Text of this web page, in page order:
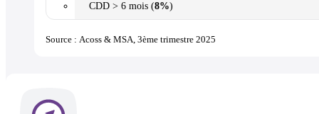
CDD > 6 mois (8%)
Source : Acoss & MSA, 3ème trimestre 2025